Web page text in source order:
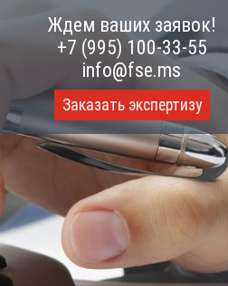
Ждем ваших заявок!
+7 (995) 100-33-55
info@fse.ms
Заказать экспертизу